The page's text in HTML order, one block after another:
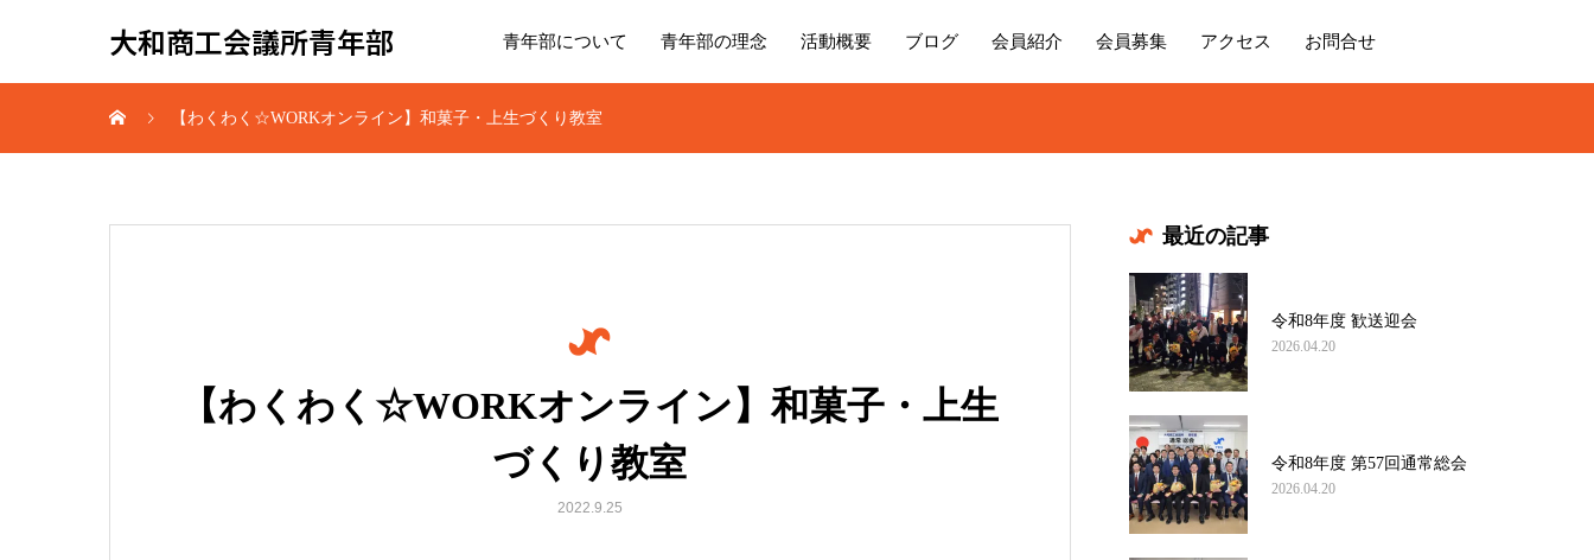
大和商工会議所青年部 青年部について 青年部の理念 活動概要 ブログ 会員紹介 会員募集 アクセス お問合せ
【わくわく☆WORKオンライン】和菓子・上生づくり教室
【わくわく☆WORKオンライン】和菓子・上生
づくり教室
2022.9.25
最近の記事
令和8年度 歓送迎会
2026.04.20
令和8年度 第57回通常総会
2026.04.20